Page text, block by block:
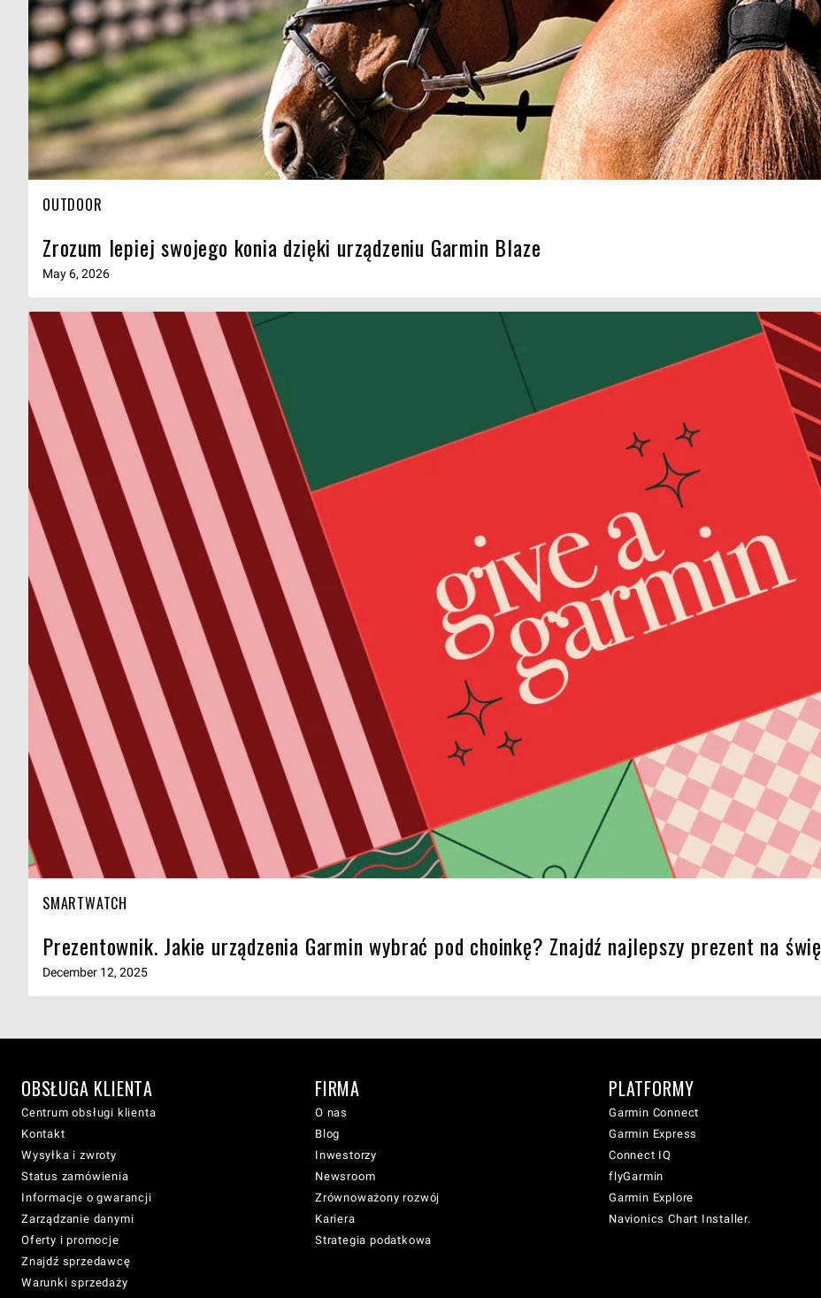
OUTDOOR
Zrozum lepiej swojego konia dzięki urządzeniu Garmin Blaze
May 6, 2026
SMARTWATCH
Prezentownik. Jakie urządzenia Garmin wybrać pod choinkę? Znajdź najlepszy prezent na
December 12, 2025
OBSŁUGA KLIENTA
Centrum obsługi klienta
Kontakt
Wysyłka i zwroty
Status zamówienia
Informacje o gwarancji
Zarządzanie danymi
Oferty i promocje
Znajdź sprzedawcę
Warunki sprzedaży
FIRMA
O nas
Blog
Inwestorzy
Newsroom
Zrównoważony rozwój
Kariera
Strategia podatkowa
PLATFORMY
Garmin Connect
Garmin Express
Connect IQ
flyGarmin
Garmin Explore
Navionics Chart Installer.